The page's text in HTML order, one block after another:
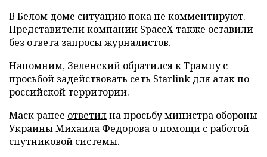
В Белом доме ситуацию пока не комментируют.
Представители компании SpaceX также оставили
без ответа запросы журналистов.
Напомним, Зеленский обратилсяк Трампу с
просьбой задействовать сеть Starlink для атак по
российской территории.
Маск ранее ответилна просьбу министра обороны
Украины Михаила Федорова о помощи с работой
спутниковой системы.